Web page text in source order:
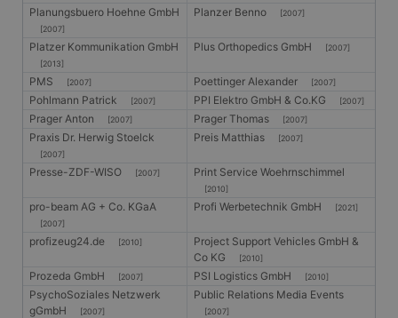
Planungsbuero Hoehne GmbH
[2007]
Planzer Benno [2007]
Platzer Kommunikation GmbH
[2013]
Plus Orthopedics GmbH [2007]
PMS [2007] Poettinger Alexander [2007]
Pohlmann Patrick [2007] PPI Elektro GmbH & Co.KG [2007]
Prager Anton [2007] Prager Thomas [2007]
Praxis Dr. Herwig Stoelck
[2007]
Preis Matthias [2007]
Presse-ZDF-WISO [2007] Print Service Woehrnschimmel
[2010]
pro-beam AG + Co. KGaA
[2007]
Profi Werbetechnik GmbH [2021]
profizeug24.de [2010]
Project Support Vehicles GmbH &
Co KG
[2010]
Prozeda GmbH [2007] PSI Logistics GmbH [2010]
PsychoSoziales Netzwerk
gGmbH
[2007]
Public Relations Media Events
[2007]
eine Reihe von
Werbeprodukten
zu liefern, z. B.
ANONCHK
Microsoft
Corporation
10 Minuten
Dieses Cookie
darüber, wie der
sowie über
Endbenutzer
möglicherweise vor
dem Besuch dieser